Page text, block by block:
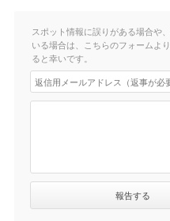
スポット情報に誤りがある場合や
いる場合は、こちらのフォームよ
ると幸いです。